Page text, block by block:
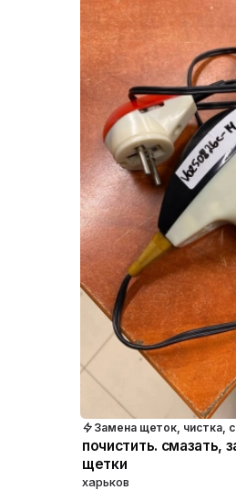
Замена щеток, чистка,
почистить. смазать,
щетки
харьков